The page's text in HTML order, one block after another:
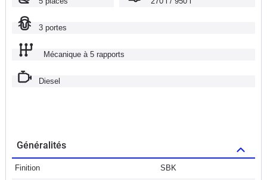
3 portes
Mécanique à 5 rapports
Diesel
Généralités
Finition SBK